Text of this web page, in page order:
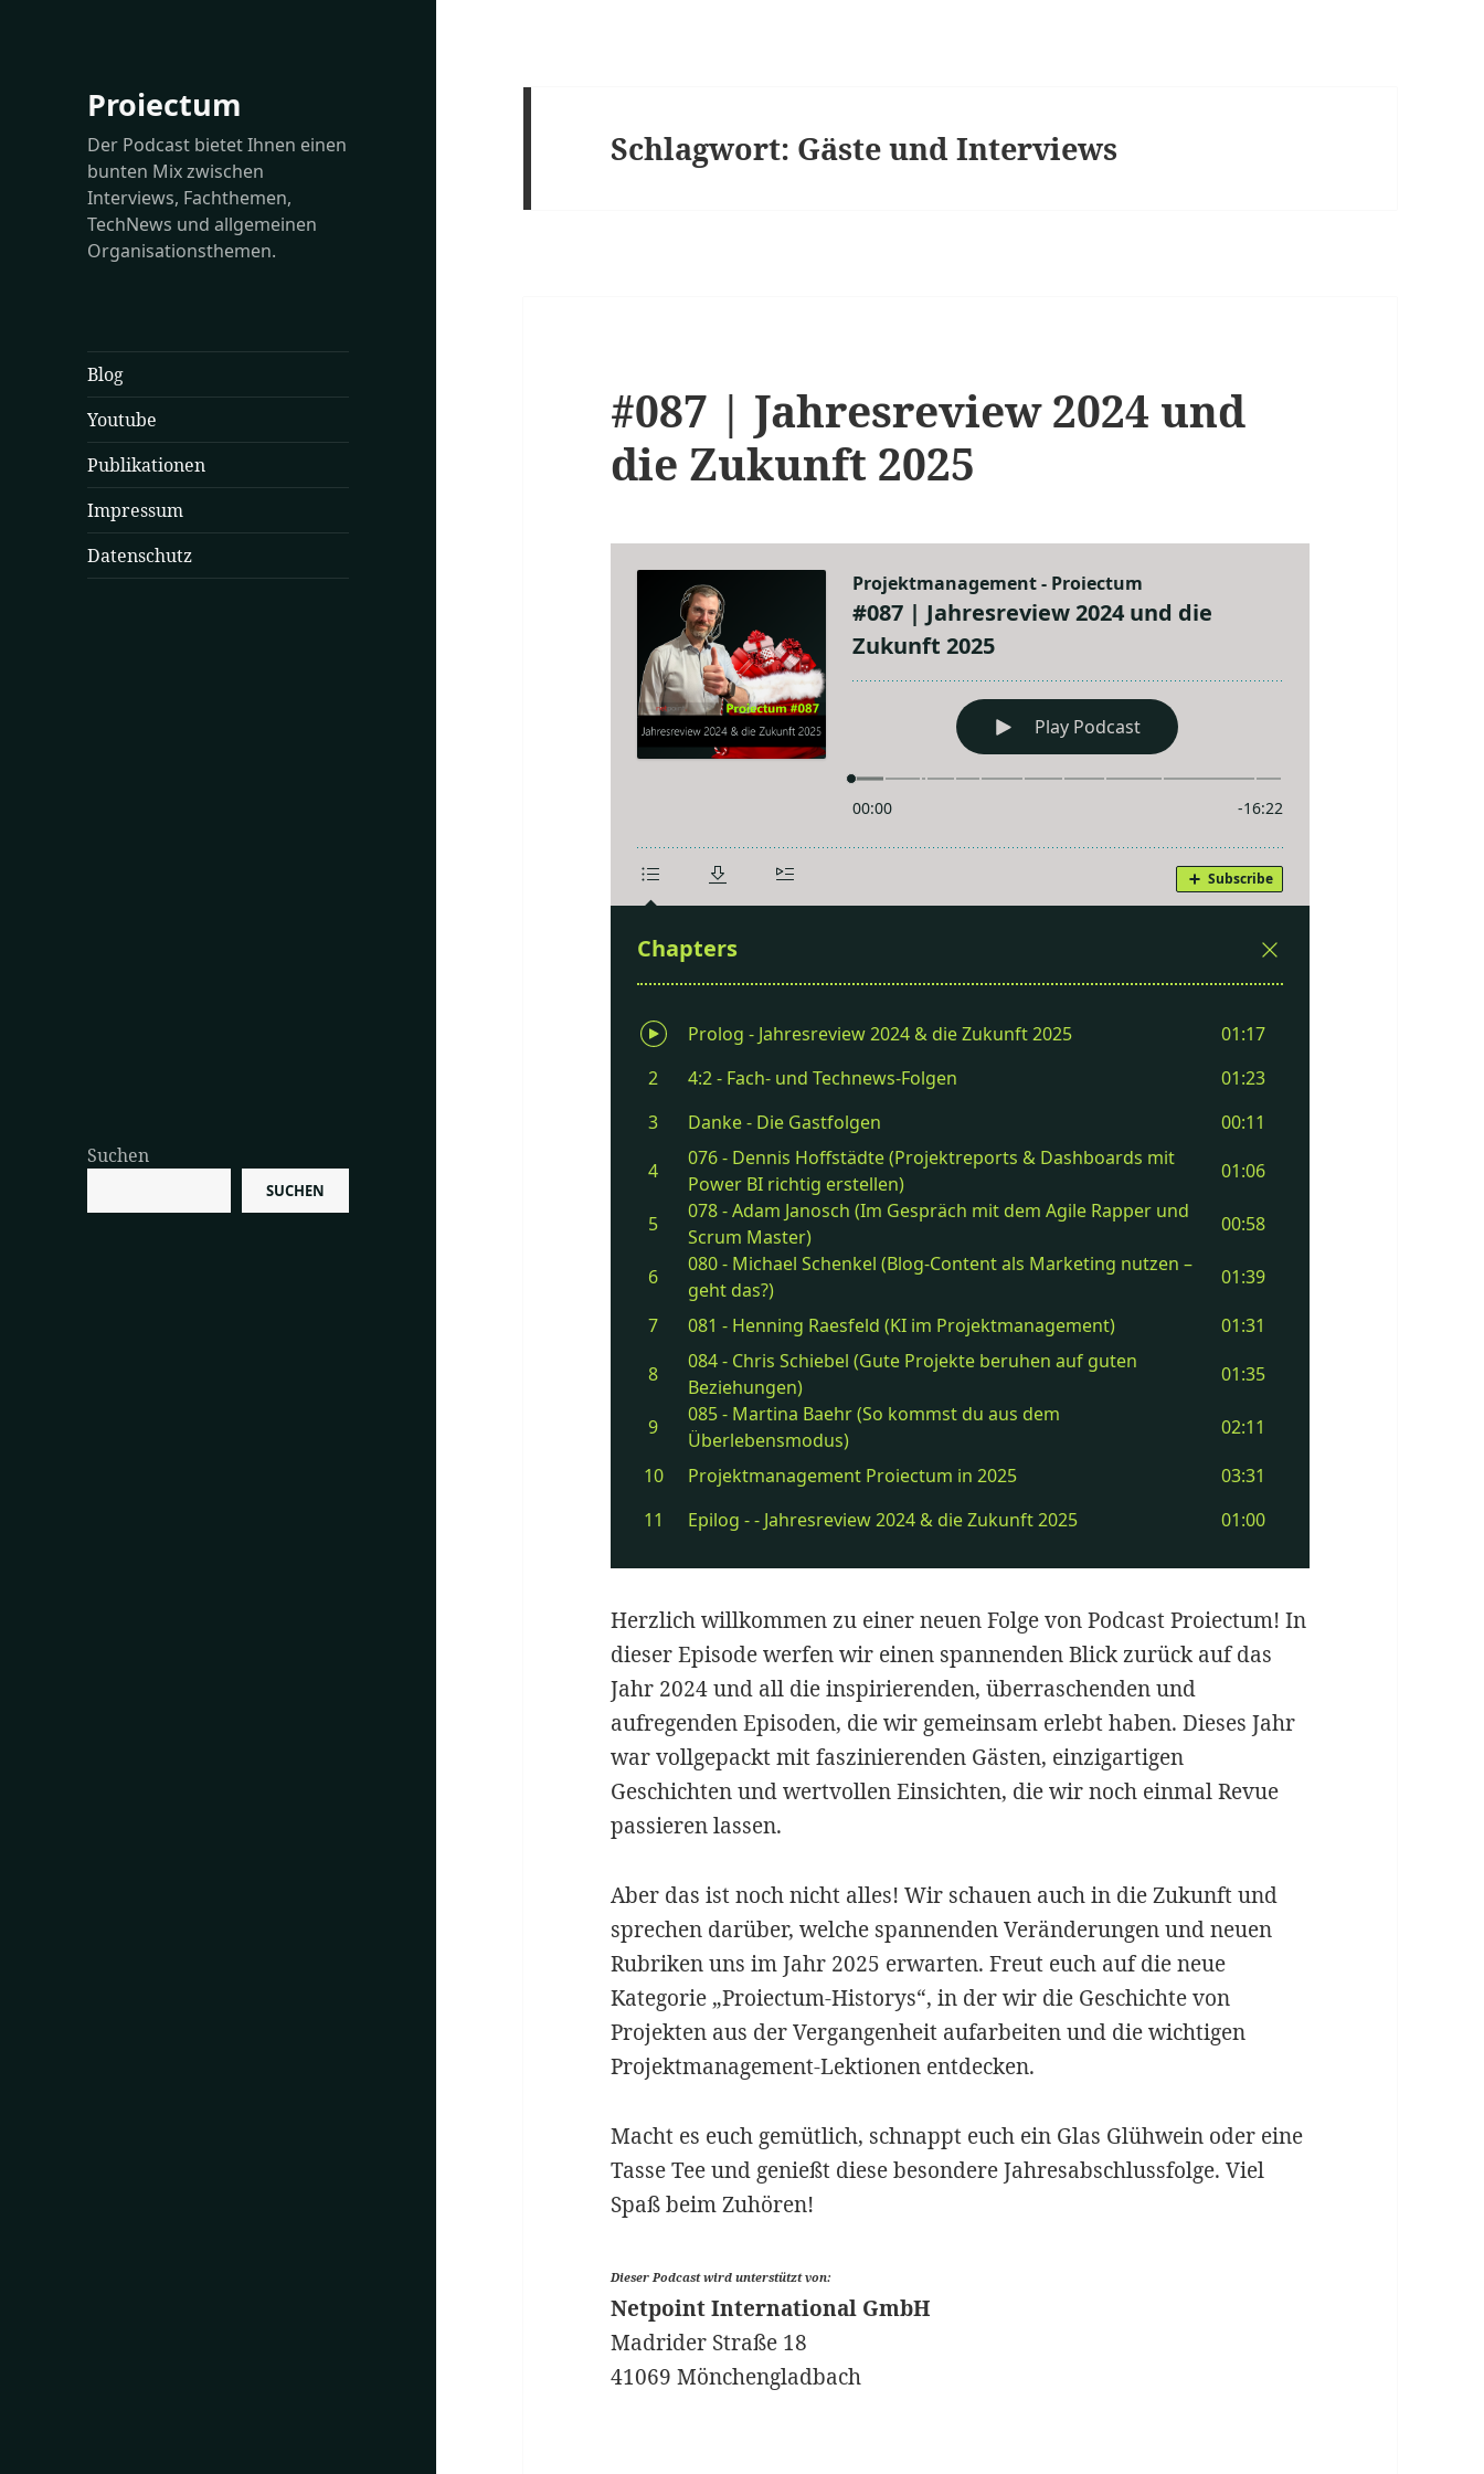
Proiectum
Der Podcast bietet Ihnen einen
bunten Mix zwischen
Interviews, Fachthemen,
TechNews und allgemeinen
Organisationsthemen.
Blog
Youtube
Publikationen
Impressum
Datenschutz
Suchen
SUCHEN
Schlagwort: Gäste und Interviews
#087 | Jahresreview 2024 und
die Zukunft 2025
Herzlich willkommen zu einer neuen Folge von Podcast Proiectum! In
dieser Episode werfen wir einen spannenden Blick zurück auf das
Jahr 2024 und all die inspirierenden, überraschenden und
aufregenden Episoden, die wir gemeinsam erlebt haben. Dieses Jahr
war vollgepackt mit faszinierenden Gästen, einzigartigen
Geschichten und wertvollen Einsichten, die wir noch einmal Revue
passieren lassen.
Aber das ist noch nicht alles! Wir schauen auch in die Zukunft und
sprechen darüber, welche spannenden Veränderungen und neuen
Rubriken uns im Jahr 2025 erwarten. Freut euch auf die neue
Kategorie „Proiectum-Historys“, in der wir die Geschichte von
Projekten aus der Vergangenheit aufarbeiten und die wichtigen
Projektmanagement-Lektionen entdecken.
Macht es euch gemütlich, schnappt euch ein Glas Glühwein oder eine
Tasse Tee und genießt diese besondere Jahresabschlussfolge. Viel
Spaß beim Zuhören!
Dieser Podcast wird unterstützt von:
Netpoint International GmbH
Madrider Straße 18
41069 Mönchengladbach